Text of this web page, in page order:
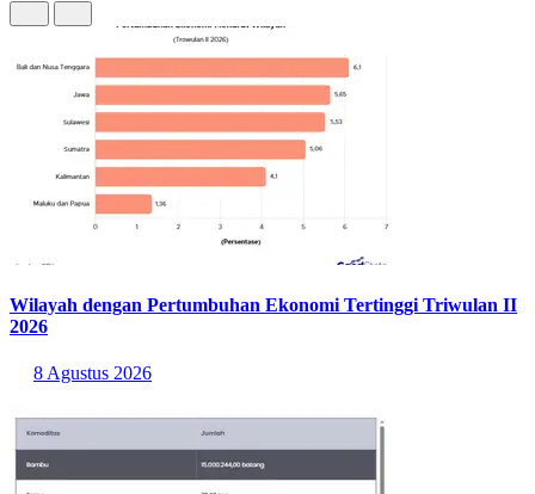
Wilayah dengan Pertumbuhan Ekonomi Tertinggi Triwulan II
2026
8 Agustus 2026